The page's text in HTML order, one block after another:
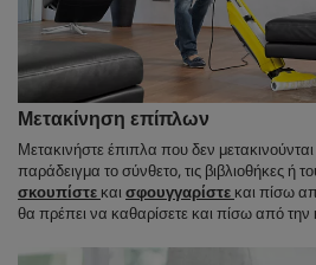
Μετακίνηση επίπλων
Μετακινήστε έπιπλα που δεν
παράδειγμα το σύνθετο, τις βιβλιοθήκες ή
σκουπίστε καισφουγγαρίστε και πίσω
θα πρέπει να καθαρίσετε και πίσω από την